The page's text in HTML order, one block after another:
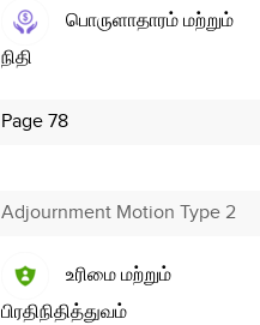
பொருளாதாரம் மற்றும்
நிதி
Page 78
Adjournment Motion Type 2
உரிமை மற்றும்
பிரதிநிதித்துவம்